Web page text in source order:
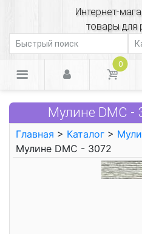
Интернет-
товары для
0
Мулине DMC -
Главная > Каталог >
Мулине DMC - 3072